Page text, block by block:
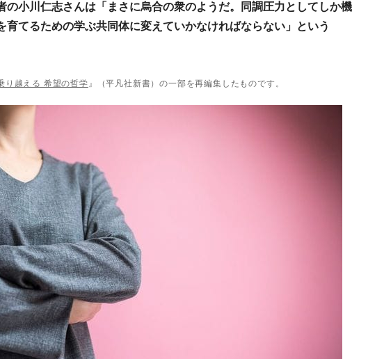
の小川仁志さんは「まさに烏合の衆のようだ。同調圧力としてしか機
育てるための学ぶ共同体に変えていかなければならない」という
り越える 希望の哲学 』（平凡社新書）の一部を再編集したものです。